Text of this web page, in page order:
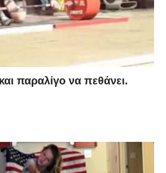
παραλίγο να πεθάνει.